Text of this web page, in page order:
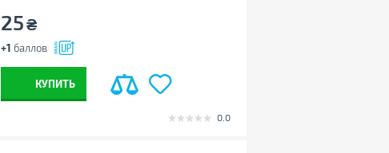
25₴
+1 баллов
КУПИТЬ
0.0